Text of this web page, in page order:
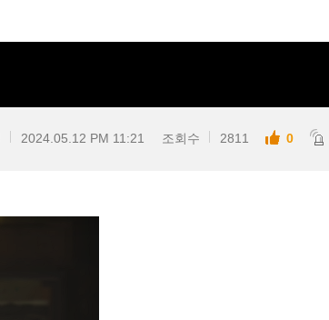
2024.05.12 PM 11:21 조회수 2811 0